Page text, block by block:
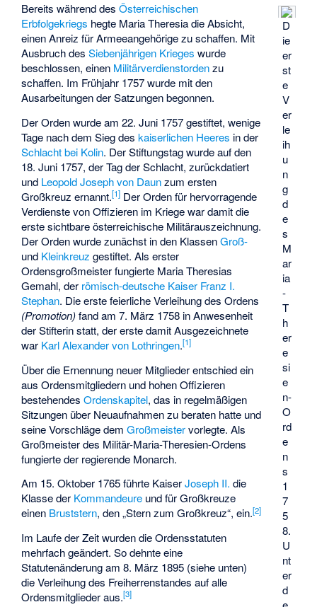
D
ie
er
st
e
V
er
le
ih
u
n
g
d
e
s
M
ar
ia
-
T
h
er
e
si
e
n-
O
rd
e
n
s
1
7
5
8.
U
nt
er
d
Bereits während desÖsterreichischen
Erbfolgekriegs hegte Maria Theresia die Absicht,
einen Anreiz für Armeeangehörige zu schaffen. Mit
Ausbruch desSiebenjährigen Krieges wurde
beschlossen, einen Militärverdienstordenzu
schaffen. Im Frühjahr 1757 wurde mit den
Ausarbeitungen der Satzungen begonnen.
Der Orden wurde am 22. Juni 1757 gestiftet, wenige
Tage nach dem Sieg deskaiserlichen Heeres in der
Schlacht bei Kolin. Der Stiftungstag wurde auf den
18. Juni 1757, der Tag der Schlacht, zurückdatiert
und Leopold Joseph von Daunzum ersten
Großkreuz ernannt.[1] Der Orden für hervorragende
Verdienste von Offizieren im Kriege war damit die
erste sichtbare österreichische Militärauszeichnung.
Der Orden wurde zunächst in den KlassenGroß-
und Kleinkreuz gestiftet. Als erster
Ordensgroßmeister fungierte Maria Theresias
Gemahl, der römisch-deutsche Kaiser Franz I.
Stephan. Die erste feierliche Verleihung des Ordens
(Promotion)fand am 7. März 1758 in Anwesenheit
der Stifterin statt, der erste damit Ausgezeichnete
war Karl Alexander von Lothringen.[1]
Über die Ernennung neuer Mitglieder entschied ein
aus Ordensmitgliedern und hohen Offizieren
bestehendesOrdenskapitel, das in regelmäßigen
Sitzungen über Neuaufnahmen zu beraten hatte und
seine Vorschläge demGroßmeistervorlegte. Als
Großmeister des Militär-Maria-Theresien-Ordens
fungierte der regierende Monarch.
Am 15. Oktober 1765 führte KaiserJoseph II. die
Klasse der Kommandeure und für Großkreuze
einen Bruststern, den „Stern zum Großkreuz“, ein.[2]
Im Laufe der Zeit wurden die Ordensstatuten
mehrfach geändert. So dehnte eine
Statutenänderung am 8. März 1895 (siehe unten)
die Verleihung des Freiherrenstandes auf alle
Ordensmitglieder aus.[3]